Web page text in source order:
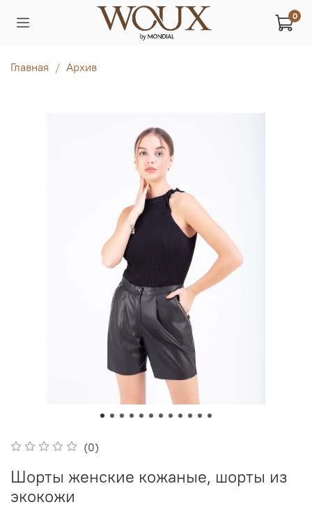
0
Главная Архив
(0)
Шорты женские кожаные, шорты из
экокожи